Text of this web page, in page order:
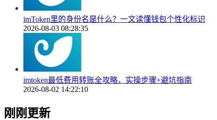
imToken里的身份名是什么？一文读懂钱包个性化标识
2026-08-03 08:28:35
imtoken最低费用转账全攻略，实操步骤+避坑指南
2026-08-02 14:22:10
刚刚更新